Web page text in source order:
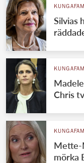
Silvias
Chris
Mette-
mörka